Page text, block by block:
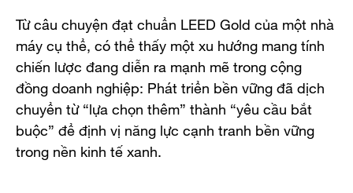
Từ câu chuyện đạt chuẩn LEED Gold của một nhà
máy cụ thể, có thể thấy một xu hướng mang tính
chiến lược đang diễn ra mạnh mẽ trong cộng
đồng doanh nghiệp: Phát triển bền vững đã dịch
chuyển từ “lựa chọn thêm” thành “yêu cầu bắt
buộc” để định vị năng lực cạnh tranh bền vững
trong nền kinh tế xanh.